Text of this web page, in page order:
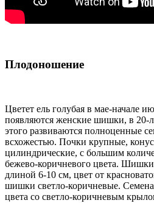
Плодоношение
Цветет ель голубая в мае-начале
появляются женские шишки, в 20-
этого развиваются полноценные
всхожестью. Почки крупные,
цилиндрические, с большим
бежево-коричневого цвета.
длиной 6-10 см, цвет от
шишки светло-коричневые.
цвета со светло-коричневым